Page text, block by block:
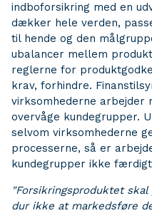
indboforsikring med en
dækker hele verden,
til hende og den
ubalancer mellem
reglerne for
krav, forhindre.
virksomhederne arbejder
overvåge kundegrupper.
selvom virksomhederne
processerne, så er
kundegrupper ikke
"Forsikringsproduktet
dur ikke at markedsføre